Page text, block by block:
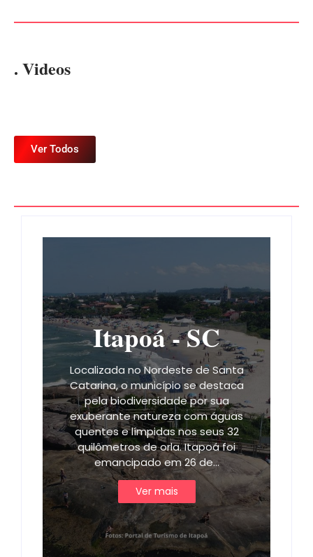
. Videos
Ver Todos
Itapoá - SC
Localizada no Nordeste de Santa
Catarina, o município se destaca
pela biodiversidade por sua
exuberante natureza com águas
quentes e límpidas nos seus 32
quilômetros de orla. Itapoá foi
emancipado em 26 de…
Ver mais